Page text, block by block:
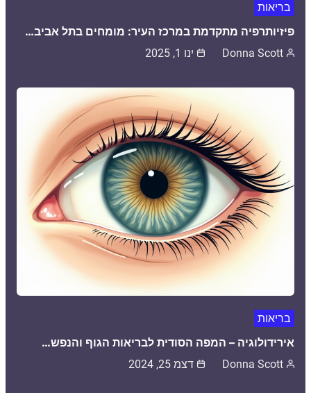
בריאות
פיזיותרפיה מתקדמת במרכז העיר: מומחים בתל אביב…
Donna Scott ינו 1, 2025
בריאות
אירידולוגיה – המפה הסודית לבריאות הגוף והנפש…
Donna Scott דצמ 25, 2024